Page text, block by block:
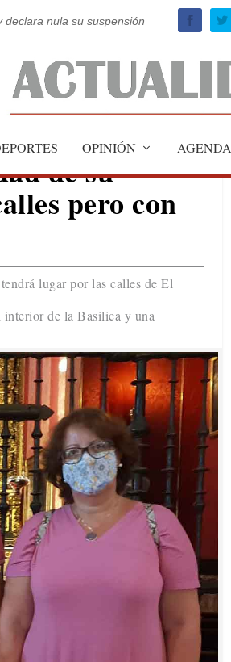
nula su suspensión
OPINIÓN AGENDA
de su
pero con
lugar por las calles de El
interior de la Basílica y una